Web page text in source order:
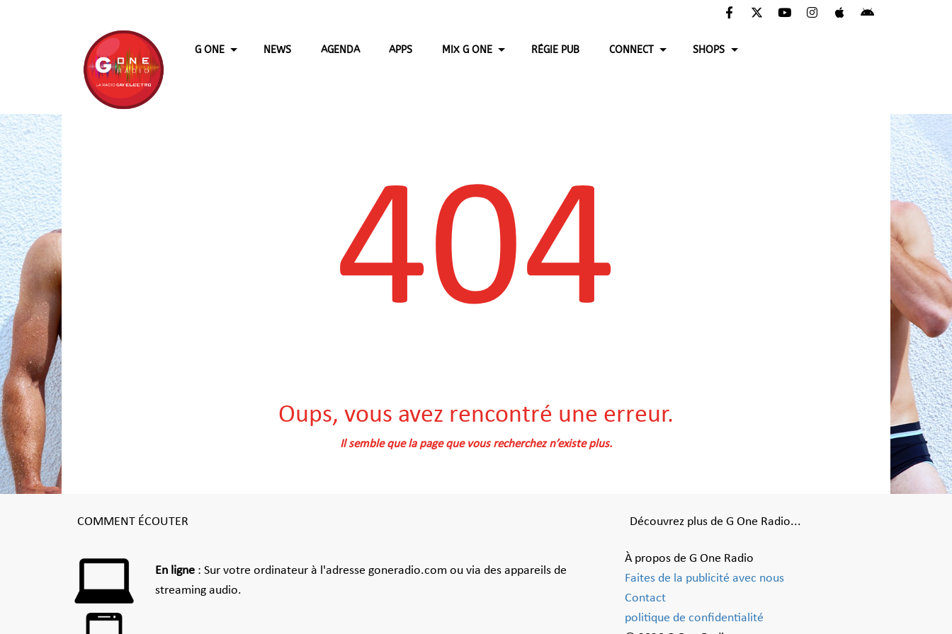
G ONE NEWS AGENDA APPS MIX G ONE RÉGIE PUB CONNECT SHOPS
404
Oups, vous avez rencontré une erreur.
Il semble que la page que vous recherchez n’existe plus.
COMMENT ÉCOUTER
En ligne : Sur votre ordinateur à l'adresse goneradio.com ou via des appareils de
streaming audio.
Découvrez plus de G One Radio...
À propos de G One Radio
Faites de la publicité avec nous
Contact
politique de confidentialité